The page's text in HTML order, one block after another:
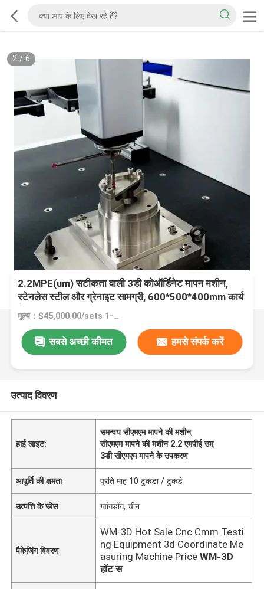
2/ 6
2.2MPE(um) सटीकता वाली 3डी कोऑर्डिनेट मापन मशीन,
स्टेनलेस स्टील और ग्रेनाइट सामग्री, 600*500*400mm कार्य
पैमाना
मूल्य：$45,000.00/sets 1-1 sets
सबसे अच्छी कीमत हमसे संपर्क करें
उत्पाद विवरण
हाई लाइट:
समन्वय सीएमएम मापने की मशीन,
सीएमएम मापने की मशीन 2.2 एमपीई उम,
3डी सीएमएम मापने के उपकरण
आपूर्ति की क्षमता प्रति माह 10 टुकड़ा / टुकड़े
उत्पत्ति के प्लेस ग्वांगडोंग, चीन
पैकेजिंग विवरण
WM-3D Hot Sale Cnc Cmm Testi
ng Equipment 3d Coordinate Me
asuring Machine Price WM-3D
हॉट स